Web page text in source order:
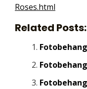
Roses.html
Related Posts: